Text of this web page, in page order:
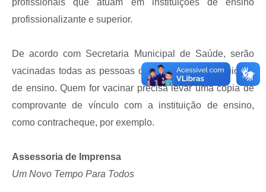
profissionais que atuam em instituições de ensino
profissionalizante e superior.
De acordo com Secretaria Municipal de Saúde, serão
vacinadas todas as pessoas que atuam nas instituições
de ensino. Quem for vacinar precisa levar uma cópia de
comprovante de vínculo com a instituição de ensino,
como contracheque, por exemplo.
Assessoria de Imprensa
Um Novo Tempo Para Todos